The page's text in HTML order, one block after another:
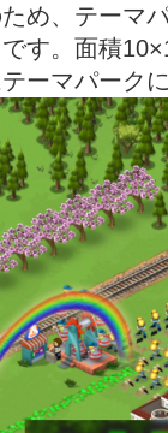
め、テーマ
す。面積
テーマパーク